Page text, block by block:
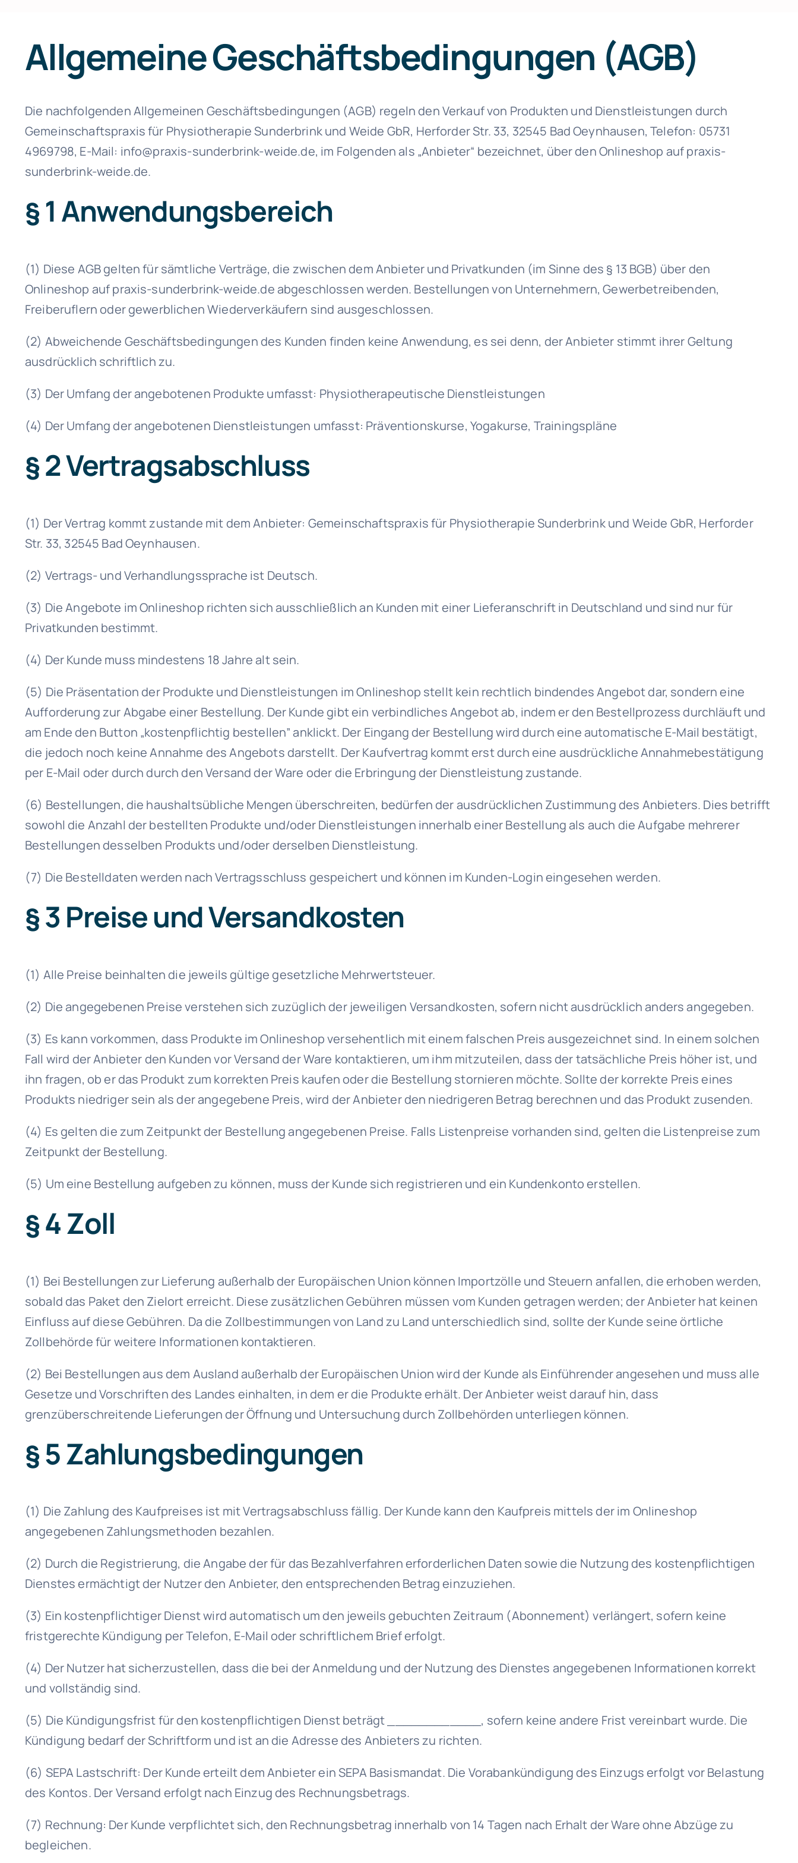
Allgemeine Geschäfts­bedin­gungen (AGB)
Die nachfolgenden Allgemeinen Geschäftsbedingungen (AGB) regeln den Verkauf von Produkten und Dienstleistungen durch
Gemeinschaftspraxis für Physiotherapie Sunderbrink und Weide GbR, Herforder Str. 33, 32545 Bad Oeynhausen, Telefon: 05731
4969798, E-Mail: info@praxis-sunderbrink-weide.de, im Folgenden als „Anbieter“ bezeichnet, über den Onlineshop auf praxis-
sunderbrink-weide.de.
§ 1 Anwendungs­bereich
(1) Diese AGB gelten für sämtliche Verträge, die zwischen dem Anbieter und Privatkunden (im Sinne des § 13 BGB) über den
Onlineshop auf praxis-sunderbrink-weide.de abgeschlossen werden. Bestellungen von Unternehmern, Gewerbetreibenden,
Freiberuflern oder gewerblichen Wiederverkäufern sind ausgeschlossen.
(2) Abweichende Geschäftsbedingungen des Kunden finden keine Anwendung, es sei denn, der Anbieter stimmt ihrer Geltung
ausdrücklich schriftlich zu.
(3) Der Umfang der angebotenen Produkte umfasst: Physiotherapeutische Dienstleistungen
(4) Der Umfang der angebotenen Dienstleistungen umfasst: Präventionskurse, Yogakurse, Trainingspläne
§ 2 Vertrags­abschluss
(1) Der Vertrag kommt zustande mit dem Anbieter: Gemeinschaftspraxis für Physiotherapie Sunderbrink und Weide GbR, Herforder
Str. 33, 32545 Bad Oeynhausen.
(2) Vertrags- und Verhandlungssprache ist Deutsch.
(3) Die Angebote im Onlineshop richten sich ausschließlich an Kunden mit einer Lieferanschrift in Deutschland und sind nur für
Privatkunden bestimmt.
(4) Der Kunde muss mindestens 18 Jahre alt sein.
(5) Die Präsentation der Produkte und Dienstleistungen im Onlineshop stellt kein rechtlich bindendes Angebot dar, sondern eine
Aufforderung zur Abgabe einer Bestellung. Der Kunde gibt ein verbindliches Angebot ab, indem er den Bestellprozess durchläuft und
am Ende den Button „kostenpflichtig bestellen” anklickt. Der Eingang der Bestellung wird durch eine automatische E-Mail bestätigt,
die jedoch noch keine Annahme des Angebots darstellt. Der Kaufvertrag kommt erst durch eine ausdrückliche Annahmebestätigung
per E-Mail oder durch durch den Versand der Ware oder die Erbringung der Dienstleistung zustande.
(6) Bestellungen, die haushaltsübliche Mengen überschreiten, bedürfen der ausdrücklichen Zustimmung des Anbieters. Dies betrifft
sowohl die Anzahl der bestellten Produkte und/oder Dienstleistungen innerhalb einer Bestellung als auch die Aufgabe mehrerer
Bestellungen desselben Produkts und/oder derselben Dienstleistung.
(7) Die Bestelldaten werden nach Vertragsschluss gespeichert und können im Kunden-Login eingesehen werden.
§ 3 Preise und Versandkosten
(1) Alle Preise beinhalten die jeweils gültige gesetzliche Mehrwertsteuer.
(2) Die angegebenen Preise verstehen sich zuzüglich der jeweiligen Versandkosten, sofern nicht ausdrücklich anders angegeben.
(3) Es kann vorkommen, dass Produkte im Onlineshop versehentlich mit einem falschen Preis ausgezeichnet sind. In einem solchen
Fall wird der Anbieter den Kunden vor Versand der Ware kontaktieren, um ihm mitzuteilen, dass der tatsächliche Preis höher ist, und
ihn fragen, ob er das Produkt zum korrekten Preis kaufen oder die Bestellung stornieren möchte. Sollte der korrekte Preis eines
Produkts niedriger sein als der angegebene Preis, wird der Anbieter den niedrigeren Betrag berechnen und das Produkt zusenden.
(4) Es gelten die zum Zeitpunkt der Bestellung angegebenen Preise. Falls Listenpreise vorhanden sind, gelten die Listenpreise zum
Zeitpunkt der Bestellung.
(5) Um eine Bestellung aufgeben zu können, muss der Kunde sich registrieren und ein Kundenkonto erstellen.
§ 4 Zoll
(1) Bei Bestellungen zur Lieferung außerhalb der Europäischen Union können Importzölle und Steuern anfallen, die erhoben werden,
sobald das Paket den Zielort erreicht. Diese zusätzlichen Gebühren müssen vom Kunden getragen werden; der Anbieter hat keinen
Einfluss auf diese Gebühren. Da die Zollbestimmungen von Land zu Land unterschiedlich sind, sollte der Kunde seine örtliche
Zollbehörde für weitere Informationen kontaktieren.
(2) Bei Bestellungen aus dem Ausland außerhalb der Europäischen Union wird der Kunde als Einführender angesehen und muss alle
Gesetze und Vorschriften des Landes einhalten, in dem er die Produkte erhält. Der Anbieter weist darauf hin, dass
grenzüberschreitende Lieferungen der Öffnung und Untersuchung durch Zollbehörden unterliegen können.
§ 5 Zahlungs­bedingungen
(1) Die Zahlung des Kaufpreises ist mit Vertragsabschluss fällig. Der Kunde kann den Kaufpreis mittels der im Onlineshop
angegebenen Zahlungsmethoden bezahlen.
(2) Durch die Registrierung, die Angabe der für das Bezahlverfahren erforderlichen Daten sowie die Nutzung des kostenpflichtigen
Dienstes ermächtigt der Nutzer den Anbieter, den entsprechenden Betrag einzuziehen.
(3) Ein kostenpflichtiger Dienst wird automatisch um den jeweils gebuchten Zeitraum (Abonnement) verlängert, sofern keine
fristgerechte Kündigung per Telefon, E-Mail oder schriftlichem Brief erfolgt.
(4) Der Nutzer hat sicherzustellen, dass die bei der Anmeldung und der Nutzung des Dienstes angegebenen Informationen korrekt
und vollständig sind.
(5) Die Kündigungsfrist für den kostenpflichtigen Dienst beträgt ____________, sofern keine andere Frist vereinbart wurde. Die
Kündigung bedarf der Schriftform und ist an die Adresse des Anbieters zu richten.
(6) SEPA Lastschrift: Der Kunde erteilt dem Anbieter ein SEPA Basismandat. Die Vorabankündigung des Einzugs erfolgt vor Belastung
des Kontos. Der Versand erfolgt nach Einzug des Rechnungsbetrags.
(7) Rechnung: Der Kunde verpflichtet sich, den Rechnungsbetrag innerhalb von 14 Tagen nach Erhalt der Ware ohne Abzüge zu
begleichen.